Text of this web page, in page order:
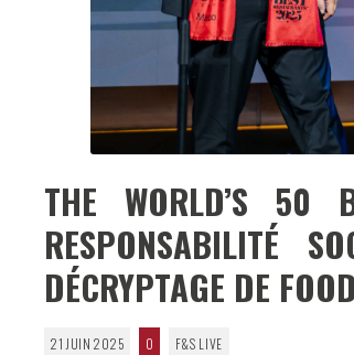
THE WORLD’S 50
RESPONSABILITÉ
DÉCRYPTAGE DE
21 JUIN 2025 0 F&S LIVE